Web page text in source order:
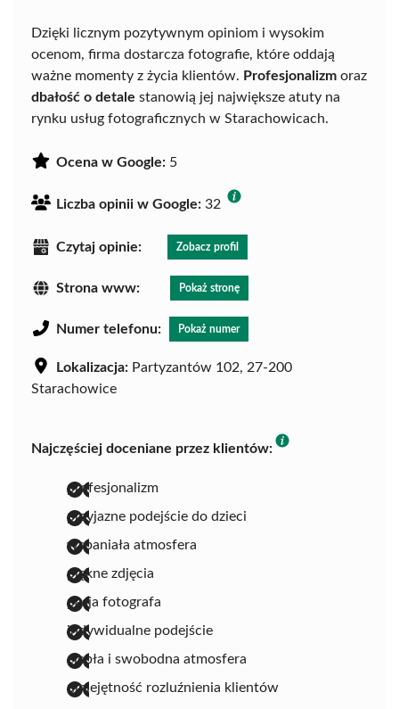
Dzięki licznym pozytywnym opiniom i wysokim
ocenom, firma dostarcza fotografie, które oddają
ważne momenty z życia klientów. Profesjonalizm oraz
dbałość o detale stanowią jej największe atuty na
rynku usług fotograficznych w Starachowicach.
Ocena w Google: 5
Liczba opinii w Google: 32
Czytaj opinie: Zobacz profil
Strona www: Pokaż stronę
Numer telefonu: Pokaż numer
Lokalizacja: Partyzantów 102, 27-200
Starachowice
Najczęściej doceniane przez klientów:
profesjonalizm
przyjazne podejście do dzieci
wspaniała atmosfera
piękne zdjęcia
pasja fotografa
indywidualne podejście
ciepła i swobodna atmosfera
umiejętność rozluźnienia klientów